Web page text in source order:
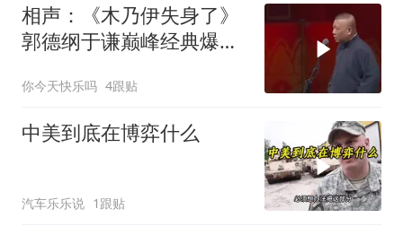
相声：《木乃伊失身了》
郭德纲于谦巅峰经典爆笑
你今天快乐吗 4跟贴
中美到底在博弈什么
汽车乐乐说 1跟贴